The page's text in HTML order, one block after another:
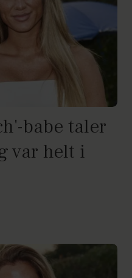
babe taler
var helt i